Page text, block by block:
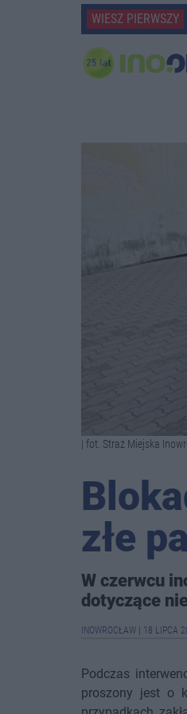
WIESZ PIERWSZY
| fot. Straż Miejska
złe
W czerwcu
dotyczące
INOWROCŁAW 18 LIPCA
Podczas
proszony jest o